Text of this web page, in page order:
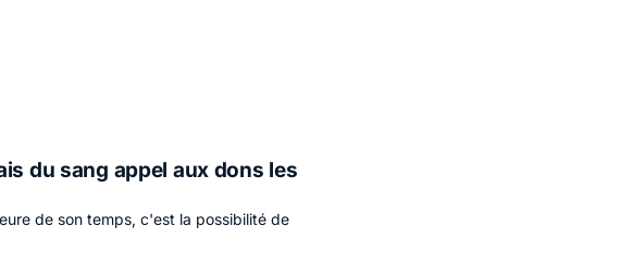
du sang appel aux dons les
de son temps, c'est la possibilité de